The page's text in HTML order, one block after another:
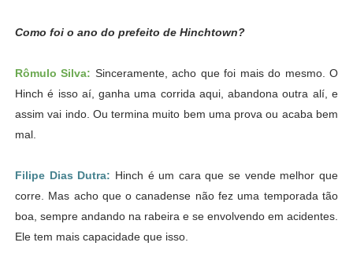
Como foi o ano do prefeito de Hinchtown?
Rômulo Silva: Sinceramente, acho que foi mais do mesmo. O
Hinch é isso aí, ganha uma corrida aqui, abandona outra alí, e
assim vai indo. Ou termina muito bem uma prova ou acaba bem
mal.
Filipe Dias Dutra: Hinch é um cara que se vende melhor que
corre. Mas acho que o canadense não fez uma temporada tão
boa, sempre andando na rabeira e se envolvendo em acidentes.
Ele tem mais capacidade que isso.